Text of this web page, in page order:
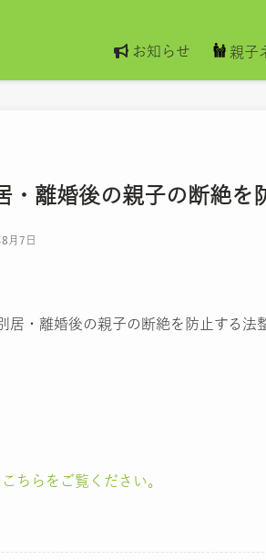
お知らせ 親子
・離婚後の親子の断絶を
月7日
居・離婚後の親子の断絶を防止する法
ちらをご覧ください。